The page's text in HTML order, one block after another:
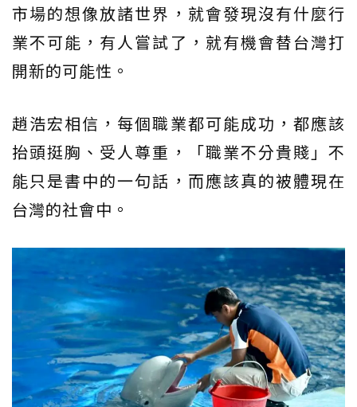
市場的想像放諸世界，就會發現沒有什麼行
業不可能，有人嘗試了，就有機會替台灣打
開新的可能性。
趙浩宏相信，每個職業都可能成功，都應該
抬頭挺胸、受人尊重，「職業不分貴賤」不
能只是書中的一句話，而應該真的被體現在
台灣的社會中。